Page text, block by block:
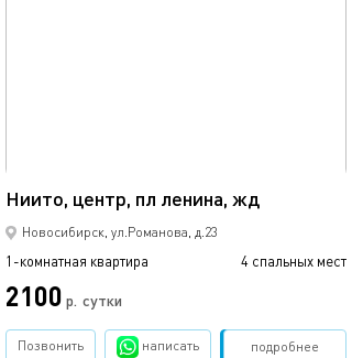
Ниито, центр, пл ленина, жд
Новосибирск, ул.Романова, д.23
1-комнатная квартира 4 спальных мест
2100 р. сутки
подробнее
Позвонить написать Забронировать